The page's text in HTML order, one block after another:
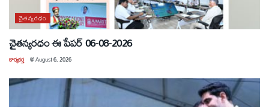
చైతన్యరధం
చైతన్యరధం ఈ పేపర్ 06-08-2026
కార్యకర్త @August 6, 2026